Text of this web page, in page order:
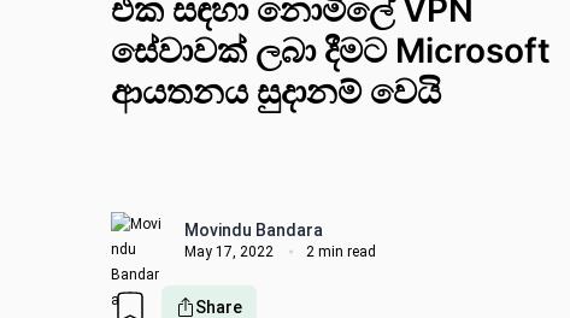
එක සඳහා නොමිලේ VPN
සේවාවක් ලබා දීමට Microsoft
ආයතනය සුදානම් වෙයි
Movindu Bandara
May 17, 2022 2 min read
Share